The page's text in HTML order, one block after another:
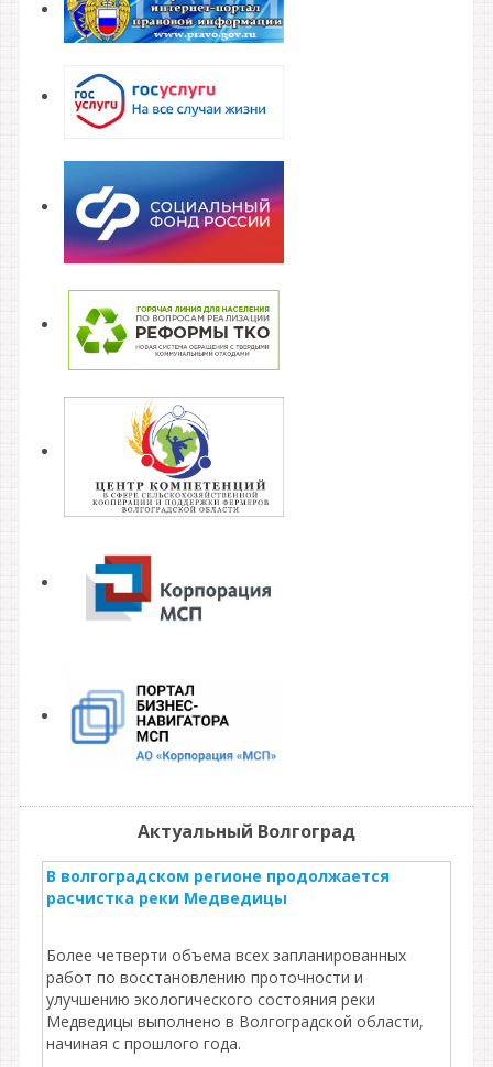
Актуальный Волгоград
В волгоградском регионе продолжается
расчистка реки Медведицы
Более четверти объема всех запланированных
работ по восстановлению проточности и
улучшению экологического состояния реки
Медведицы выполнено в Волгоградской области,
начиная с прошлого года.